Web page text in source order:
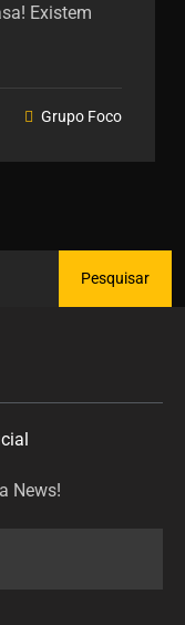
Existem
Grupo Foco
News!